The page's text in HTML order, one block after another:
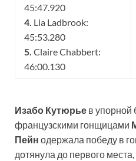
45:47.920
4. Lia Ladbrook:
45:53.280
5. Claire Chabbert:
46:00.130
Изабо Кутюрье в упорной
французскими гонщицами
Пейн одержала победу в
дотянула до первого